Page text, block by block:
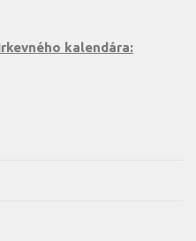
kalendára: